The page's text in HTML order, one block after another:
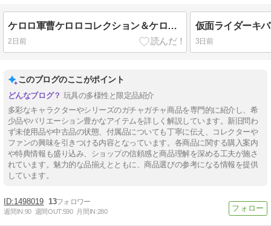
ケロロ軍曹ケロロコレクション＆ケロロ軍曹ケロぐるみ
2日前
仮面ライダーキ
3日前
このブログのここがポイント
玩具の多様性と限定品紹介
多彩なキャラクターやシリーズのガチャガチャ商品を専門的に紹介し、希
少品やバリエーション豊かなアイテムを詳しく解説しています。新旧問わ
ず未使用品や中古品の状態、付属品についても丁寧に伝え、コレクターや
ファンの興味を引きつける内容となっています。各商品に関する購入案内
や特典情報も盛り込み、ショップの信頼感と商品理解を深める工夫が施さ
れています。魅力的な品揃えとともに、商品選びの参考になる情報を提供
しています。
1498019 13
週間IN:90 週間OUT:590 月間IN:280